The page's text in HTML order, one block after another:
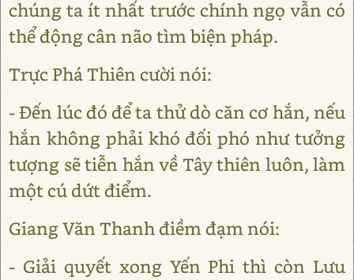
chúng ta ít nhất trước chính ngọ vẫn có
thể động cân não tìm biện pháp.
Trực Phá Thiên cười nói:
- Đến lúc đó để ta thử dò căn cơ hắn, nếu
hắn không phải khó đối phó như tưởng
tượng sẽ tiễn hắn về Tây thiên luôn, làm
một cú dứt điểm.
Giang Văn Thanh điềm đạm nói:
- Giải quyết xong Yến Phi thì còn Lưu